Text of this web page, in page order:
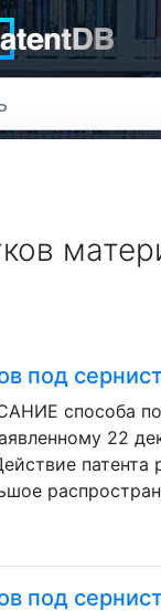
под
способа
22
под